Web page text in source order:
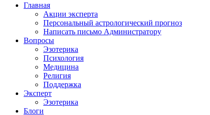
Главная
Акции эксперта
Персональный астрологический прогноз
Написать письмо Администратору
Вопросы
Эзотерика
Психология
Медицина
Религия
Поддержка
Эксперт
Эзотерика
Блоги